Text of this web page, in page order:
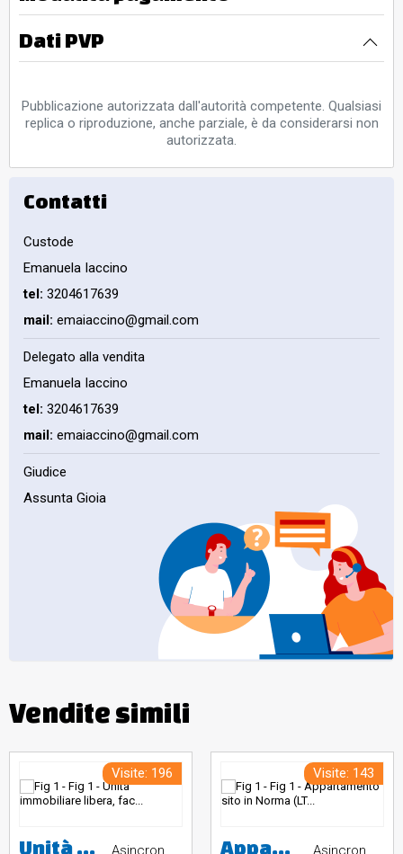
Dati PVP
Pubblicazione autorizzata dall'autorità competente. Qualsiasi
replica o riproduzione, anche parziale, è da considerarsi non
autorizzata.
Contatti
Custode
Emanuela Iaccino
tel: 3204617639
mail: emaiaccino@gmail.com
Delegato alla vendita
Emanuela Iaccino
tel: 3204617639
mail: emaiaccino@gmail.com
Giudice
Assunta Gioia
Vendite simili
Visite: 196
Unità immobiliare libera, facente parte di un fabbricato a schiera di fine anni 90, su quattro livelli collegati da scala interna, comprendente: garage al piano 1°sottostrada accessibile da corsia carrabile di uso condominiale; porzione di appartamento al piano terreno con ingresso, soggiorno, cucina, bagno, area scoperta recintata con lastrico e giardino sul fronte e sul retro; porzione di appartamento al piano primo con due camere, disimpegno, bagno e due balconi; soffitta con due locali sotto
Visite: 143
Appartamento sito in Norma (LT), Via Michelangelo Buonarroti n. 67, piano secondo, interno 8. Immobile censito al Catasto Fabbricati del Comune di Norma, foglio 19, particella 1090, subalterno 10, categoria A/3, classe 4, vani 4,5, rendita catastale euro 278,93. L'immobile è composto da ingresso, soggiorno, cucina, due camere da letto, bagno e ripostiglio. Pertinenza: cantina al piano seminterrato, foglio 19, particella 1090, subalterno 14, categoria C/2. Valore di stima: euro 65.504,00.